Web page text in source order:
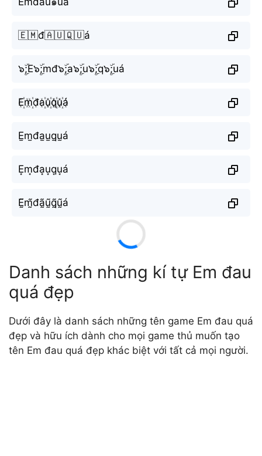
🇪🇲đ🇦🇺🇶🇺á
๖ۣۜ;E๖ۣۜ;mđ๖ۣۜ;a๖ۣۜ;u๖ۣۜ;q๖ۣۜ;uá
E꙰m꙰đa꙰u꙰q꙰u꙰á
E̫m̫đa̫u̫q̫u̫á
E͙m͙đa͙u͙q͙u͙á
Ḛ̃m̰̃đã̰ṵ̃q̰̃ṵ̃á
Danh sách những kí tự Em đau
quá đẹp
Dưới đây là danh sách những tên game Em đau quá
đẹp và hữu ích dành cho mọi game thủ muốn tạo
tên Em đau quá đẹp khác biệt với tất cả mọi người.